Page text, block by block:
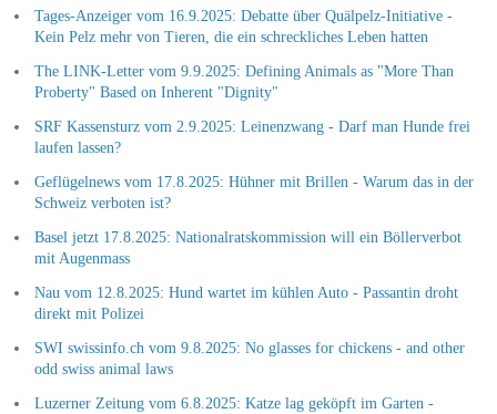
Tages-Anzeiger vom 16.9.2025: Debatte über Quälpelz-Initiative -
Kein Pelz mehr von Tieren, die ein schreckliches Leben hatten
The LINK-Letter vom 9.9.2025: Defining Animals as "More Than
Proberty" Based on Inherent "Dignity"
SRF Kassensturz vom 2.9.2025: Leinenzwang - Darf man Hunde frei
laufen lassen?
Geflügelnews vom 17.8.2025: Hühner mit Brillen - Warum das in der
Schweiz verboten ist?
Basel jetzt 17.8.2025: Nationalratskommission will ein Böllerverbot
mit Augenmass
Nau vom 12.8.2025: Hund wartet im kühlen Auto - Passantin droht
direkt mit Polizei
SWI swissinfo.ch vom 9.8.2025: No glasses for chickens - and other
odd swiss animal laws
Luzerner Zeitung vom 6.8.2025: Katze lag geköpft im Garten -